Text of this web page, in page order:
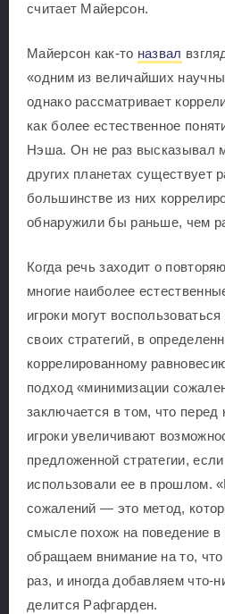
считает Майерсон.
Майерсон как-то назвал
«одним из величайших
однако рассматривает
как более естественное
Нэша. Он не раз высказывал
других планетах существует
большинстве из них
обнаружили бы раньше, чем
Когда речь заходит о
многие наиболее
игроки могут
своих стратегий, в
коррелированному
подход «минимизации
заключается в том, что
игроки увеличивают
предложенной стратегии,
использовали ее в прошлом.
сожалений — это метод,
смысле похож на поведение
обращаем внимание на то,
раз, и иногда добавляем что-
делится Рафгарден.